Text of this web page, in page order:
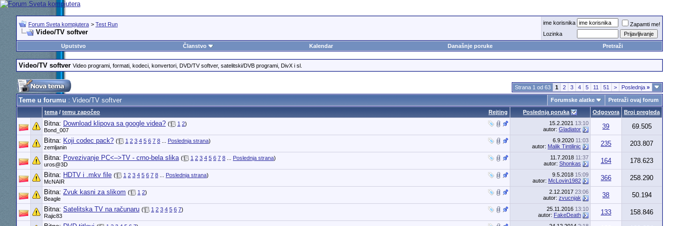
Forum Sveta kompjutera > Test Run
Video/TV softver
ime korisnika
Zapamti me!
Lozinka
Uputstvo
Članstvo Kalendar Današnje poruke Pretraži
Video/TV softver Video programi, formati, kodeci, konvertori, DVD/TV softver, satelitski/DVB programi, DivX i sl.
Strana 1 od 63 1 2 3 4 5 11 51 > Poslednja »
Teme u forumu: Video/TV softver Forumske alatke
Pretraži ovaj forum
Rejting
tema/ temu započeo Poslednja poruka Odgovora Broj pregleda
Bitna: Download klipova sa google videa? ( 1 2)
Bond_007
15.2.2021 13:10
autor: Gladiator 39
69.505
Bitna: Koji codec pack? ( 1 2 3 4 5 6 7 8... Poslednja strana)
zemljanin
6.9.2020 11:03
autor: Malik Tintilinic 235
203.807
Bitna: Povezivanje PC<–>TV - crno-bela slika ( 1 2 3 4 5 6 7 8... Poslednja strana)
uros@3D
11.7.2018 11:37
autor: Shonkas 164
178.623
Bitna: HDTV i .mkv file ( 1 2 3 4 5 6 7 8... Poslednja strana)
McNAIR
9.5.2018 15:09
autor: McLovin1982 366
258.290
Bitna: Zvuk kasni za slikom ( 1 2)
Beagle
2.12.2017 23:06
autor: zvucnjak 38
50.194
Bitna: Satelitska TV na računaru ( 1 2 3 4 5 6 7)
Rajic83
25.11.2016 13:10
autor: FakeDeath 133
158.846